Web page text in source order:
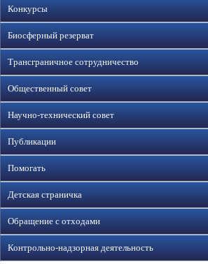
Конкурсы
Биосферный резерват
Трансграничное сотрудничество
Общественный совет
Научно-технический совет
Публикации
Помогать
Детская страничка
Обращение с отходами
Контрольно-надзорная деятельность